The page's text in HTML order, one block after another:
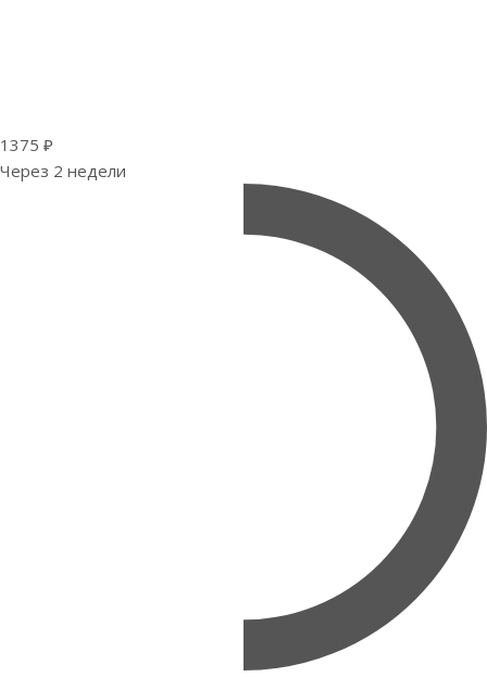
1375 ₽
Через 2 недели